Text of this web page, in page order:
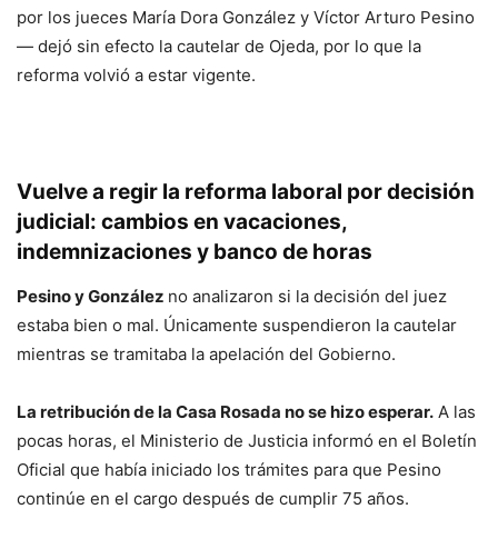
por los jueces María Dora González y Víctor Arturo Pesino
— dejó sin efecto la cautelar de Ojeda, por lo que la
reforma volvió a estar vigente.
Vuelve a regir la reforma laboral por decisión
judicial: cambios en vacaciones,
indemnizaciones y banco de horas
Pesino y González no analizaron si la decisión del juez
estaba bien o mal. Únicamente suspendieron la cautelar
mientras se tramitaba la apelación del Gobierno.
La retribución de la Casa Rosada no se hizo esperar. A las
pocas horas, el Ministerio de Justicia informó en el Boletín
Oficial que había iniciado los trámites para que Pesino
continúe en el cargo después de cumplir 75 años.